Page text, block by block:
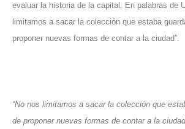
evaluar la historia de la capital. En palabras de
limitamos a sacar la colección que estaba
proponer nuevas formas de contar a la ciudad”.
“No nos limitamos a sacar la colección que
de proponer nuevas formas de contar a la